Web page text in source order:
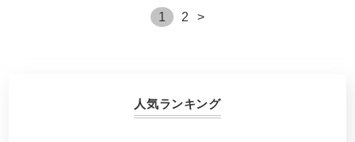
1 2 >
人気ランキング